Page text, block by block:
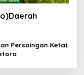
Persaingan Ketat